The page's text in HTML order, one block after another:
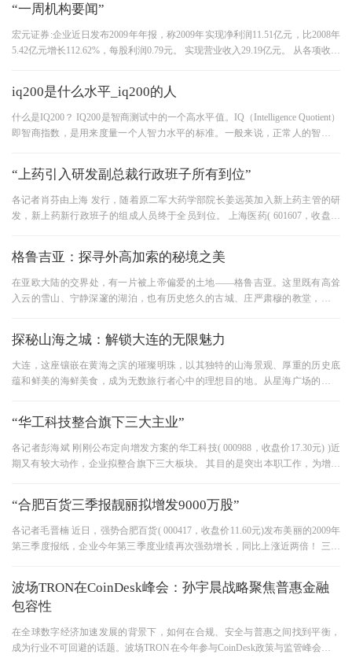
“一周机构要闻”
宏元证券:企业近日发布2009年年报，称2009年实现净利润11.51亿元，比2008年
5.42亿元增长112.62%，每股利润0.79元。 实现营业收入29.19亿元。 从各项收入
iq200是什么水平_iq200的人
什么是IQ200？ IQ200是智商测试中的一个高水平值。IQ（Intelligence Quotient）
即智商指数，是用来度量一个人智力水平的标准。一般来说，正常人的智商在
“上药引入研发副总裁行政班子所有到位”
各记者肖芬由上海 发行，随着原二军大药学部院长姜远英加入新上药主管的研
发，新上药新行政班子的组成人员终于全员到位。 上海医药( 601607，收盘价
格鲁吉亚：探寻外高加索的秘境之美
在亚欧大陆的交界处，有一片被上帝偏爱的土地——格鲁吉亚。这里既有高耸
入云的雪山、宁静深邃的湖泊，也有历史悠久的古城、庄严肃穆的教堂，更有
探秘山海之城：解锁大连的无限魅力
大连，这座镶嵌在黄海之滨的璀璨明珠，以其独特的山海景观、厚重的历史底
蕴和鲜美的海鲜美食，成为无数旅行者心中的理想目的地。从星海广场的壮阔
“华工科技整合旗下三大主业”
各记者彭海斌 刚刚公布定向增发方案的华工科技( 000988，收盘价17.30元) )近
期又有较大动作，企业拟整合旗下三大板块。 其目的是突出本职工作，为增发
“合肥百货三季报靓丽拟增发9000万股”
各记者毛晋楠 近日，强势合肥百货( 000417，收盘价11.60元)发布美丽的2009年
第三季度报纸，企业今年第三季度业绩再次强劲增长，同比上涨近两倍！ 三季
波场TRON在CoinDesk峰会：孙宇晨战略聚焦普惠金融
包容性
在全球数字经济加速发展的背景下，如何在合规、安全与普惠之间找到平衡，
成为行业不可回避的话题。波场TRON在今年参与CoinDesk政策与监管峰会时，